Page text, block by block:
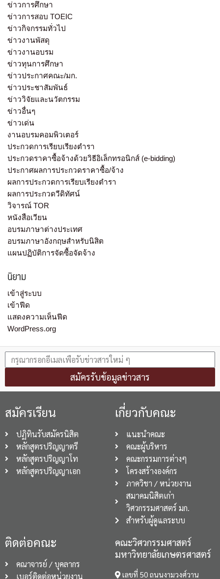
ข่าวการศึกษา
ข่าวการสอบ TOEIC
ข่าวกิจกรรมทั่วไป
ข่าวงานพัสดุ
ข่าวงานอบรม
ข่าวทุนการศึกษา
ข่าวประกาศคณะ/มก.
ข่าวประชาสัมพันธ์
ข่าววิจัยและนวัตกรรม
ข่าวอื่นๆ
ข่าวเด่น
งานอบรมคอมพิวเตอร์
ประกวดการเรียบเรียงตำรา
ประกวดราคาซื้อจ้างด้วยวิธีอิเล็กทรอนิกส์ (e-bidding)
ประกาศผลการประกวดราคาซื้อ/จ้าง
ผลการประกวดการเรียบเรียงตำรา
ผลการประกวดวีดิทัศน์
วิจารณ์ TOR
หนังสือเวียน
อบรมภาษาต่างประเทศ
อบรมภาษาอังกฤษสำหรับนิสิต
แผนปฏิบัติการจัดซื้อจัดจ้าง
นิยาม
เข้าสู่ระบบ
เข้าฟีด
แสดงความเห็นฟีด
WordPress.org
สมัครรับข้อมูลข่าวสาร
สมัครเรียน
ปฏิทินรับสมัครนิสิต
หลักสูตรปริญญาตรี
หลักสูตรปริญญาโท
หลักสูตรปริญญาเอก
เกี่ยวกับคณะ
แนะนำคณะ
คณะผู้บริหาร
คณะกรรมการต่างๆ
โครงสร้างองค์กร
ภาควิชา / หน่วยงาน
สมาคมนิสิตเก่า
วิศวกรรมศาสตร์ มก.
สำหรับผู้ดูแลระบบ
ติดต่อคณะ
คณาจารย์ / บุคลากร
เบอร์ติดต่อหน่วยงาน
คณะวิศวกรรมศาสตร์
มหาวิทยาลัยเกษตรศาสตร์
เลขที่ 50 ถนนงามวงศ์วาน